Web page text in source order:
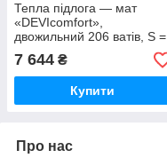
Тепла підлога — мат
«DEVIcomfort»,
двожильний 206 ватів, S =
1,5 м2
7 644 ₴
Купити
Про нас